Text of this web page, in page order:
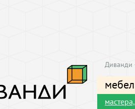
Диванди